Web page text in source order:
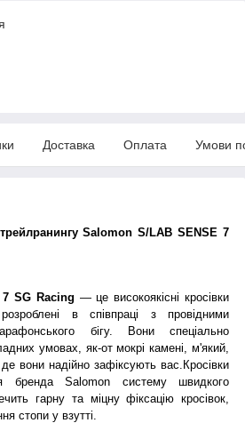
Доставка Оплата Умови
Salomon S/LAB SENSE 7
SG Racing — це високоякісні кросівки
в співпраці з провідними
бігу. Вони спеціально
умовах, як-от мокрі камені, м'який,
вони надійно зафіксують вас. Кросівки
бренда Salomon систему швидкого
гарну та міцну фіксацію кросівок,
стопи у взутті.